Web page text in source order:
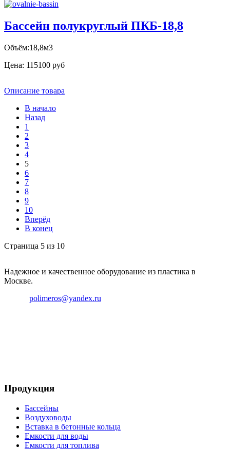
Бассейн полукруглый ПКБ-18,8
Объём:18,8м3
Цена: 115100 руб
Описание товара
В начало
Назад
1
2
3
4
5
6
7
8
9
10
Вперёд
В конец
Страница 5 из 10
Надежное и качественное оборудование из пластика в
Москве.
polimeros@yandex.ru
Продукция
Бассейны
Воздуховоды
Вставка в бетонные кольца
Емкости для воды
Емкости для топлива